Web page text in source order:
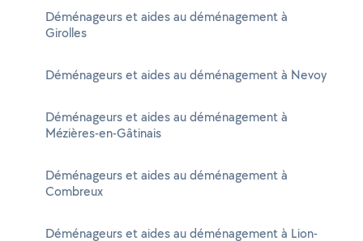
Déménageurs et aides au déménagement à
Girolles
Déménageurs et aides au déménagement à Nevoy
Déménageurs et aides au déménagement à
Mézières-en-Gâtinais
Déménageurs et aides au déménagement à
Combreux
Déménageurs et aides au déménagement à Lion-